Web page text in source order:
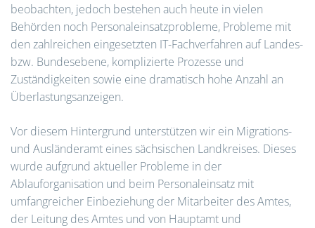
beobachten, jedoch bestehen auch heute in vielen
Behörden noch Personaleinsatzprobleme, Probleme mit
den zahlreichen eingesetzten IT-Fachverfahren auf Landes-
bzw. Bundesebene, komplizierte Prozesse und
Zuständigkeiten sowie eine dramatisch hohe Anzahl an
Überlastungsanzeigen.
Vor diesem Hintergrund unterstützen wir ein Migrations-
und Ausländeramt eines sächsischen Landkreises. Dieses
wurde aufgrund aktueller Probleme in der
Ablauforganisation und beim Personaleinsatz mit
umfangreicher Einbeziehung der Mitarbeiter des Amtes,
der Leitung des Amtes und von Hauptamt und